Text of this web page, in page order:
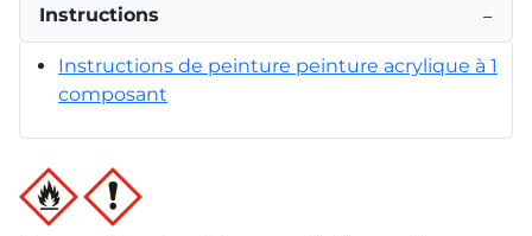
Instructions −
Instructions de peinture peinture acrylique à 1
composant